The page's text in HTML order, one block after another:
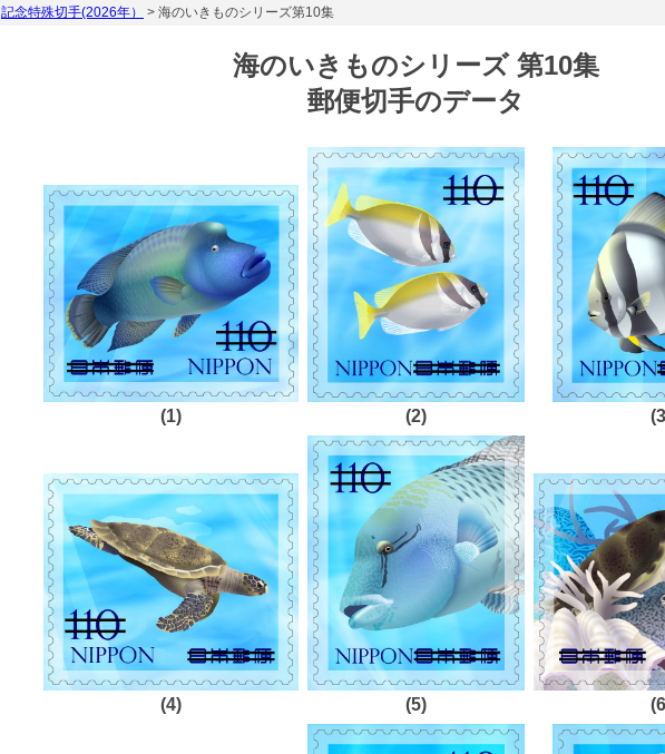
記念特殊切手(2026年） > 海のいきものシリーズ第10集
海のいきものシリーズ 第10集
郵便切手のデータ
(1) (2)
(4) (5)